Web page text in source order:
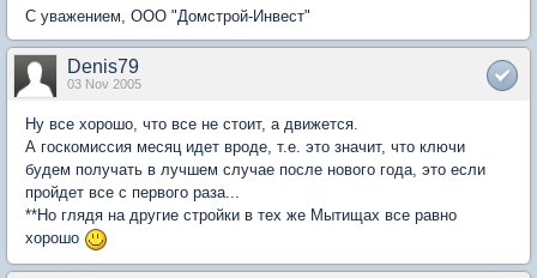
С уважением, ООО "Домстрой-Инвест"
Denis79
03 Nov 2005
Ну все хорошо, что все не стоит, а движется.
А госкомиссия месяц идет вроде, т.е. это значит, что ключи
будем получать в лучшем случае после нового года, это если
пройдет все с первого раза...
**Но глядя на другие стройки в тех же Мытищах все равно
хорошо